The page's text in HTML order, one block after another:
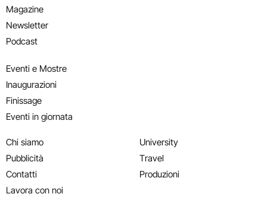
Magazine
Newsletter
Podcast
Eventi e Mostre
Inaugurazioni
Finissage
Eventi in giornata
Chi siamo
Pubblicità
Contatti
Lavora con noi
University
Travel
Produzioni